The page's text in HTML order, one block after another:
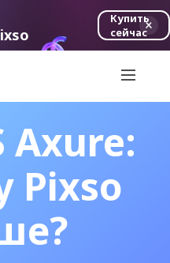
Купить
сейчас
Axure:
Pixso